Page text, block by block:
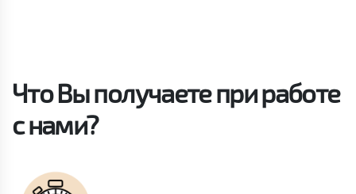
Что Вы получаете при работе
с нами?